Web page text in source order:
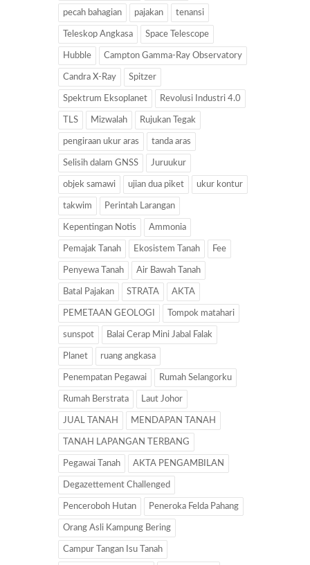
pecah bahagian pajakan tenansi
Teleskop Angkasa Space Telescope
Hubble Campton Gamma-Ray Observatory
Candra X-Ray Spitzer
Spektrum Eksoplanet Revolusi Industri 4.0
TLS Mizwalah Rujukan Tegak
pengiraan ukur aras tanda aras
Selisih dalam GNSS Juruukur
objek samawi ujian dua piket ukur kontur
takwim Perintah Larangan
Kepentingan Notis Ammonia
Pemajak Tanah Ekosistem Tanah Fee
Penyewa Tanah Air Bawah Tanah
Batal Pajakan STRATA AKTA
PEMETAAN GEOLOGI Tompok matahari
sunspot Balai Cerap Mini Jabal Falak
Planet ruang angkasa
Penempatan Pegawai Rumah Selangorku
Rumah Berstrata Laut Johor
JUAL TANAH MENDAPAN TANAH
TANAH LAPANGAN TERBANG
Pegawai Tanah AKTA PENGAMBILAN
Degazettement Challenged
Penceroboh Hutan Peneroka Felda Pahang
Orang Asli Kampung Bering
Campur Tangan Isu Tanah